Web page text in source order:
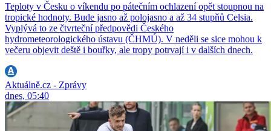
Teploty v Česku o víkendu po pátečním ochlazení opět stoupnou na
tropické hodnoty. Bude jasno až polojasno a až 34 stupňů Celsia.
Vyplývá to ze čtvrteční předpovědi Českého
hydrometeorologického ústavu (ČHMÚ). V neděli se sice mohou k
večeru objevit deště i bouřky, ale tropy potrvají i v dalších dnech.
Aktuálně.cz - Zprávy
dnes, 05:40